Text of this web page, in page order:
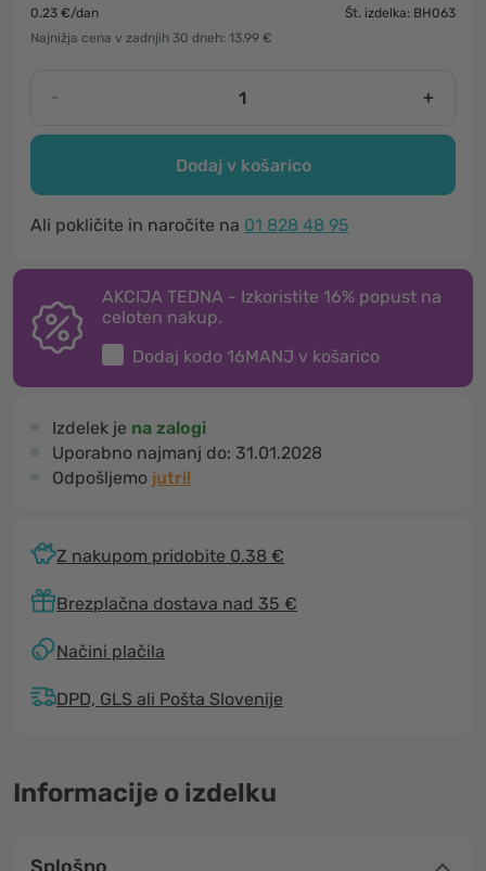
0.23 €/dan
Št. izdelka: BH063
Najnižja cena v zadnjih 30 dneh: 13.99 €
- +
Dodaj v košarico
Ali pokličite in naročite na 01 828 48 95
AKCIJA TEDNA - Izkoristite 16% popust na
celoten nakup.
Dodaj kodo 16MANJ v košarico
Izdelek je na zalogi
Uporabno najmanj do: 31.01.2028
Odpošljemo jutri!
Z nakupom pridobite 0.38 €
Brezplačna dostava nad 35 €
Načini plačila
DPD, GLS ali Pošta Slovenije
Informacije o izdelku